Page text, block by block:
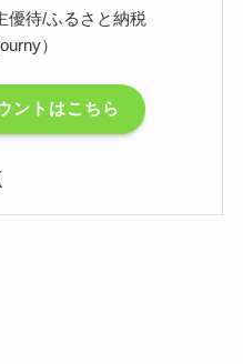
優待/ふるさと納税
）
ントはこちら